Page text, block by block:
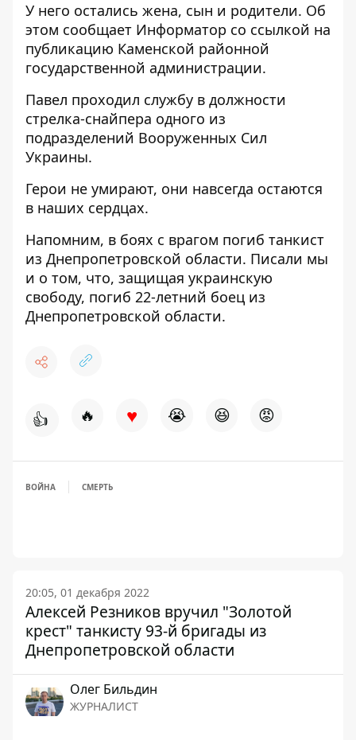
У него остались жена, сын и родители. Об
этом сообщает Информатор со ссылкой на
публикацию Каменской районной
государственной администрации.
Павел проходил службу в должности
стрелка-снайпера одного из
подразделений Вооруженных Сил
Украины.
Герои не умирают, они навсегда остаются
в наших сердцах.
Напомним, в боях с врагом погиб танкист
из Днепропетровской области. Писали мы
и о том, что, защищая украинскую
свободу, погиб 22-летний боец из
Днепропетровской области.
👍 🔥 ♥ 😭 😆 😡
ВОЙНА СМЕРТЬ
20:05, 01 декабря 2022
Алексей Резников вручил "Золотой
крест" танкисту 93-й бригады из
Днепропетровской области
Олег Бильдин
ЖУРНАЛИСТ